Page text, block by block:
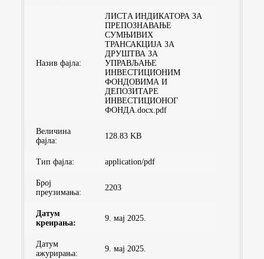
Назив фајла:
ЛИСТA ИНДИКАТОРА ЗА
ПРЕПОЗНАВАЊЕ
СУМЊИВИХ
ТРАНСАКЦИЈА ЗА
ДРУШТВА ЗА
УПРАВЉАЊЕ
ИНВЕСТИЦИОНИМ
ФОНДОВИМА И
ДЕПОЗИТАРЕ
ИНВЕСТИЦИОНОГ
ФОНДА.docx.pdf
Величина
фајла:
128.83 KB
Тип фајла: application/pdf
Број
преузимaња:
2203
Датум
креирања:
9. мај 2025.
Датум
ажурирања:
9. мај 2025.